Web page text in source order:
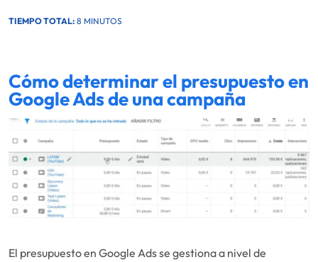
TIEMPO TOTAL: 8 MINUTOS
Cómo determinar el presupuesto en
Google Ads de una campaña
El presupuesto en Google Ads se gestiona a nivel de